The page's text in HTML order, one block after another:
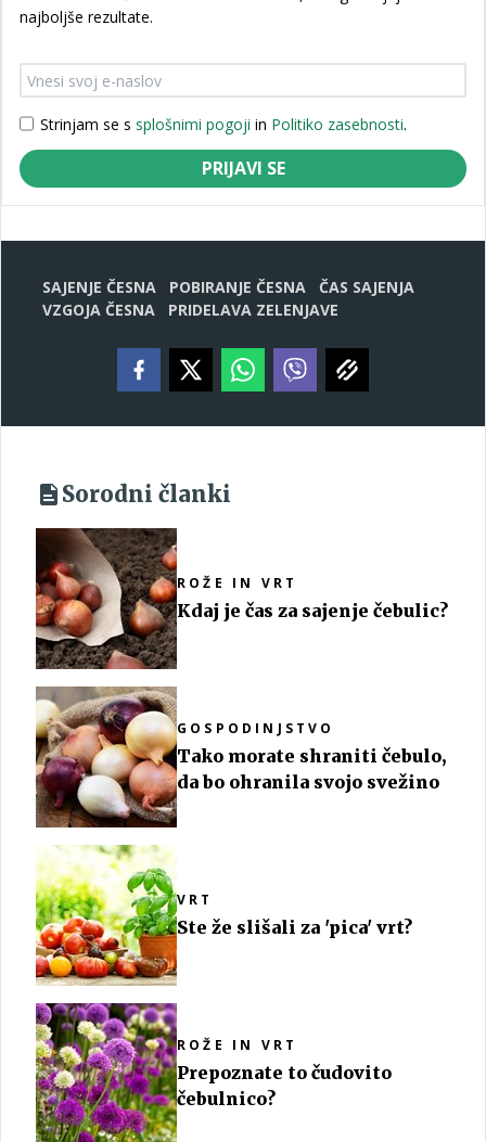
najboljše rezultate.
Strinjam se s splošnimi pogoji in Politiko zasebnosti.
PRIJAVI SE
SAJENJE ČESNA POBIRANJE ČESNA
ČAS SAJENJA
VZGOJA ČESNA
PRIDELAVA ZELENJAVE
Sorodni članki
ROŽE IN VRT
Kdaj je čas za sajenje čebulic?
GOSPODINJSTVO
Tako morate shraniti čebulo,
da bo ohranila svojo svežino
VRT
Ste že slišali za 'pica' vrt?
ROŽE IN VRT
Prepoznate to čudovito
čebulnico?